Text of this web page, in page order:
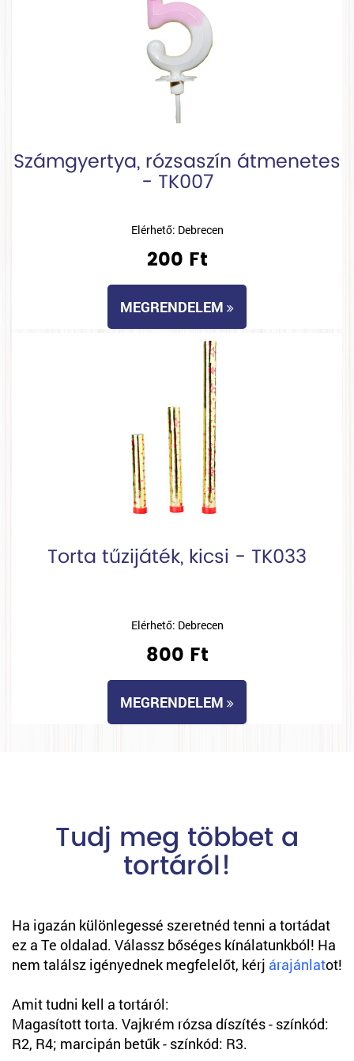
Számgyertya, rózsaszín átmenetes
- TK007
Elérhető: Debrecen
200 Ft
MEGRENDELEM
Torta tűzijáték, kicsi - TK033
Elérhető: Debrecen
800 Ft
MEGRENDELEM
Tudj meg többet a
tortáról!
Ha igazán különlegessé szeretnéd tenni a tortádat
ez a Te oldalad. Válassz bőséges kínálatunkból! Ha
nem találsz igényednek megfelelőt, kérj árajánlatot!
Amit tudni kell a tortáról:
Magasított torta. Vajkrém rózsa díszítés - színkód:
R2, R4; marcipán betűk - színkód: R3.